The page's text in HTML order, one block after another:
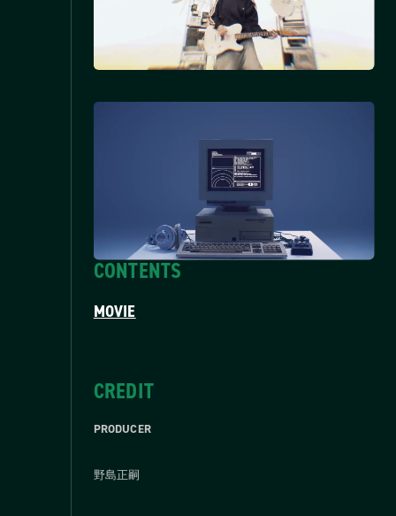
CONTENTS
MOVIE
CREDIT
PRODUCER
野島正嗣